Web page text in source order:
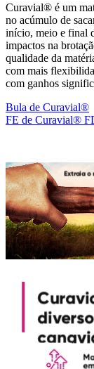
Curavial® é um
no acúmulo de
início, meio e final
impactos na
qualidade da
com mais
com ganhos
Bula de Curavial®
FE de Curavial®